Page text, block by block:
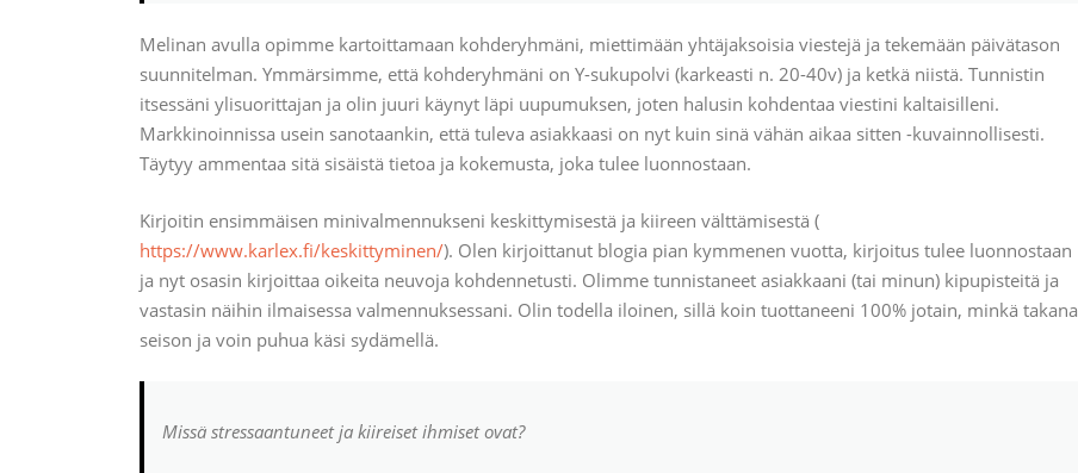
Melinan avulla opimme kartoittamaan kohderyhmäni, miettimään yhtäjaksoisia viestejä ja tekemään päivätason
suunnitelman. Ymmärsimme, että kohderyhmäni on Y-sukupolvi (karkeasti n. 20-40v) ja ketkä niistä. Tunnistin
itsessäni ylisuorittajan ja olin juuri käynyt läpi uupumuksen, joten halusin kohdentaa viestini kaltaisilleni.
Markkinoinnissa usein sanotaankin, että tuleva asiakkaasi on nyt kuin sinä vähän aikaa sitten -kuvainnollisesti.
Täytyy ammentaa sitä sisäistä tietoa ja kokemusta, joka tulee luonnostaan.
Kirjoitin ensimmäisen minivalmennukseni keskittymisestä ja kiireen välttämisestä (
https://www.karlex.fi/keskittyminen/). Olen kirjoittanut blogia pian kymmenen vuotta, kirjoitus tulee luonnostaan
ja nyt osasin kirjoittaa oikeita neuvoja kohdennetusti. Olimme tunnistaneet asiakkaani (tai minun) kipupisteitä ja
vastasin näihin ilmaisessa valmennuksessani. Olin todella iloinen, sillä koin tuottaneeni 100% jotain, minkä takana
seison ja voin puhua käsi sydämellä.
Missä stressaantuneet ja kiireiset ihmiset ovat?